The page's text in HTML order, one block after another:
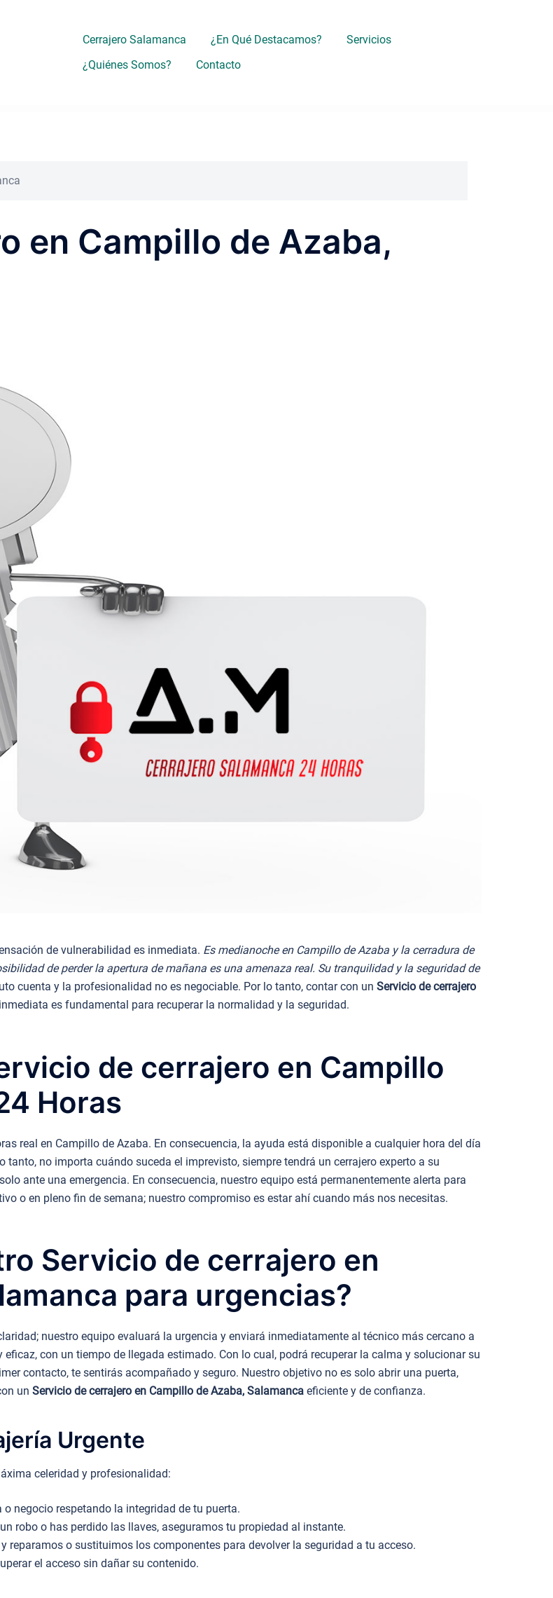
Cerrajero Salamanca ¿En Qué Destacamos?
Servicios
¿Quiénes Somos?
Contacto
en Campillo de Azaba,
de vulnerabilidad es inmediata. Es medianoche en Campillo de Azaba y la cerradura de
de perder la apertura de mañana es una amenaza real. Su tranquilidad y la seguridad de
cuenta y la profesionalidad no es negociable. Por lo tanto, contar con un Servicio de cerrajero
es fundamental para recuperar la normalidad y la seguridad.
de cerrajero en Campillo
Horas
real en Campillo de Azaba. En consecuencia, la ayuda está disponible a cualquier hora del día
no importa cuándo suceda el imprevisto, siempre tendrá un cerrajero experto a su
ante una emergencia. En consecuencia, nuestro equipo está permanentemente alerta para
o en pleno fin de semana; nuestro compromiso es estar ahí cuando más nos necesitas.
Servicio de cerrajero en
para urgencias?
nuestro equipo evaluará la urgencia y enviará inmediatamente al técnico más cercano a
con un tiempo de llegada estimado. Con lo cual, podrá recuperar la calma y solucionar su
contacto, te sentirás acompañado y seguro. Nuestro objetivo no es solo abrir una puerta,
un Servicio de cerrajero en Campillo de Azaba, Salamanca eficiente y de confianza.
Urgente
celeridad y profesionalidad:
negocio respetando la integridad de tu puerta.
robo o has perdido las llaves, aseguramos tu propiedad al instante.
reparamos o sustituimos los componentes para devolver la seguridad a tu acceso.
el acceso sin dañar su contenido.